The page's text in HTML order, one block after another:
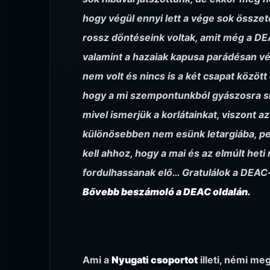
hogy végül ennyi lett a vége sok
rossz döntéseink voltak, amit még a
valamint a hazaiak kapusa parádésan
nem volt és nincs is a két csapat
hogy a mi szempontunkból gyászosra
mivel ismerjük a korlátainkat, viszont
különösebben nem esünk letargiába,
kell ahhoz, hogy a mai és az elmúlt
fordulhassanak elő… Gratulálok a
Bővebb beszámoló a DEAC oldalán.
Ami a Nyugati csoportotilleti, némi